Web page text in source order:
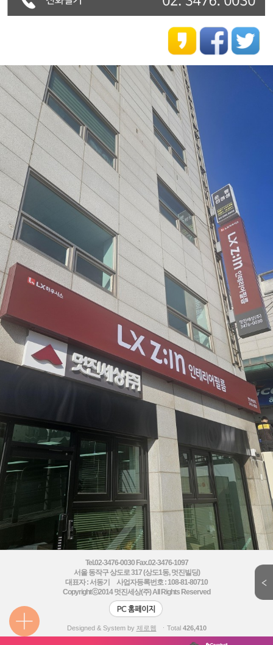
Tel.02-3476-0030 Fax.02-3476-1097
서울 동작구 상도로 317 (상도1동, 멋진빌딩)
대표자 : 서동기 사업자등록번호 : 108-81-80710
Copyrightⓒ2014멋진세상(주) All Rights Reserved
Designed & System by 제로웹 ㆍTotal 426,410